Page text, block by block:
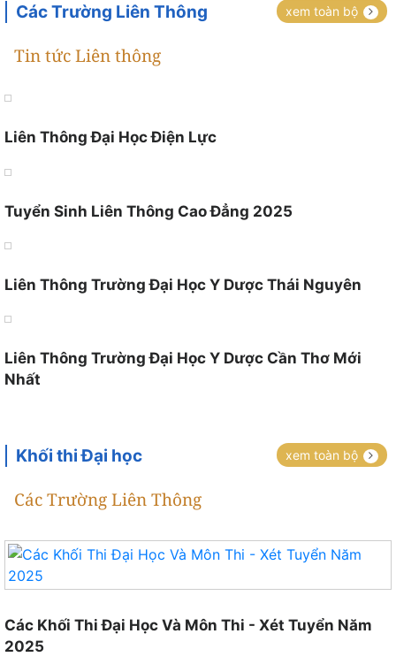
Các Trường Liên Thông
Tin tức Liên thông
xem toàn bộ
Liên Thông Đại Học Điện Lực
Tuyển Sinh Liên Thông Cao Đẳng 2025
Liên Thông Trường Đại Học Y Dược Thái Nguyên
Liên Thông Trường Đại Học Y Dược Cần Thơ Mới
Nhất
Khối thi Đại học
Các Trường Liên Thông
xem toàn bộ
Các Khối Thi Đại Học Và Môn Thi - Xét Tuyển Năm
2025